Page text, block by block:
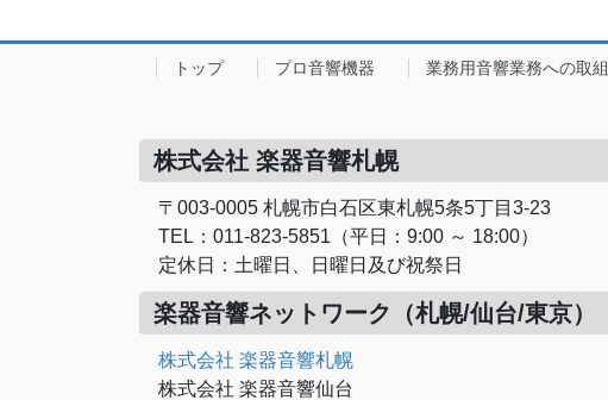
トップ プロ音響機器 業務用音響業務への取組
株式会社 楽器音響札幌
〒003-0005 札幌市白石区東札幌5条5丁目3-23
TEL：011-823-5851（平日：9:00 ～ 18:00）
定休日：土曜日、日曜日及び祝祭日
楽器音響ネットワーク（札幌/仙台/東京）
株式会社 楽器音響札幌
株式会社 楽器音響仙台